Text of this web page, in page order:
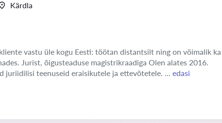
Kärdla
vastu üle kogu Eesti: töötan distantsilt ning on võimalik ka
Jurist, õigusteaduse magistrikraadiga Olen alates 2016.
juriidilisi teenuseid eraisikutele ja ettevõtetele. ... edasi